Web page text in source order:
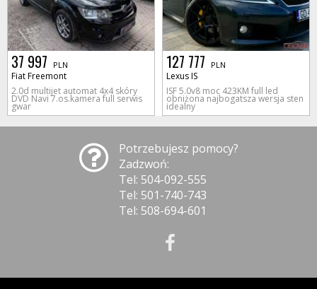
37 997 PLN
Fiat Freemont
2.0d multijet automat 4x4 skóry
DVD Navi 7.os.kamera full serwis
gwar
127 777 PLN
Lexus IS
ISF 5.0v8 moc 423KM full led
obniżona najbogatsza wersja sten
idealny
Potrzebujesz pomocy?
Zadzwoń:
Tel: 504-092-555
Tel: 501-740-743
Tel: 508-694-601